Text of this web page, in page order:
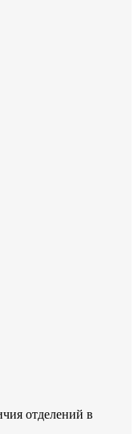
отделений в